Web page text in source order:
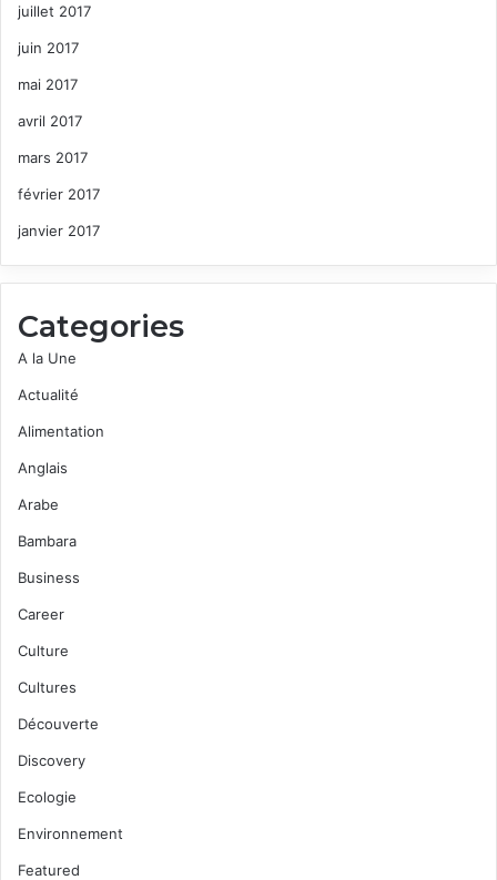
juillet 2017
juin 2017
mai 2017
avril 2017
mars 2017
février 2017
janvier 2017
Categories
A la Une
Actualité
Alimentation
Anglais
Arabe
Bambara
Business
Career
Culture
Cultures
Découverte
Discovery
Ecologie
Environnement
Featured